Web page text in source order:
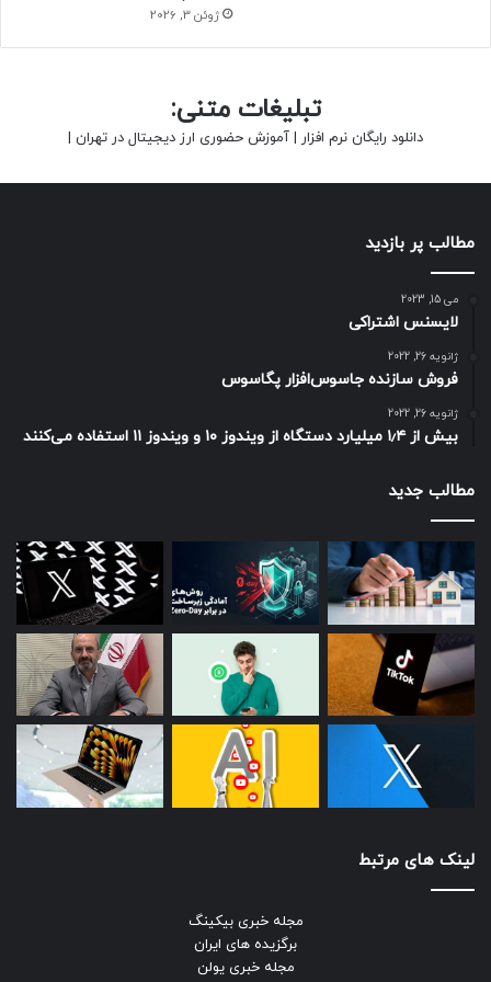
ژوئن 3, 2026
تبلیغات متنی:
دانلود رایگان نرم افزار | آموزش حضوری ارز دیجیتال در تهران |
مطالب پر بازدید
می 15, 2023
لایسنس اشتراکی
ژانویه 26, 2022
فروش سازنده جاسوس‌افزار پگاسوس
ژانویه 26, 2022
بیش از ۱٫۴ میلیارد دستگاه از ویندوز ۱۰ و ویندوز ۱۱ استفاده می‌کنند
مطالب جدید
لینک های مرتبط
مجله خبری بیکینگ
برگزیده های ایران
مجله خبری یولن